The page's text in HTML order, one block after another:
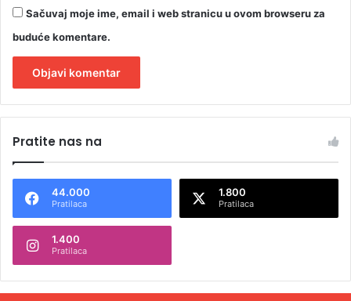
Sačuvaj moje ime, email i web stranicu u ovom browseru za
buduće komentare.
t
n
t
Pratite nas na
44.000
Pratilaca
1.800
Pratilaca
1.400
Pratilaca